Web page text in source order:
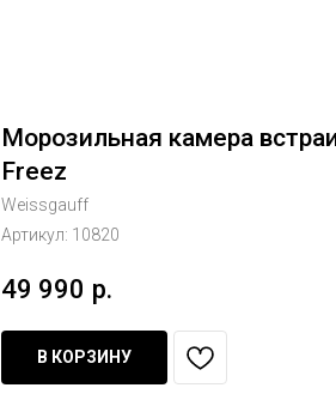
Морозильная камера
Freez
Weissgauff
Артикул: 10820
49 990 р.
В КОРЗИНУ